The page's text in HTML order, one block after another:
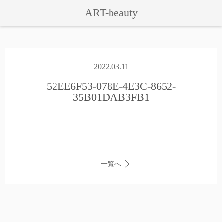
ART-beauty
2022.03.11
52EE6F53-078E-4E3C-8652-
35B01DAB3FB1
一覧へ